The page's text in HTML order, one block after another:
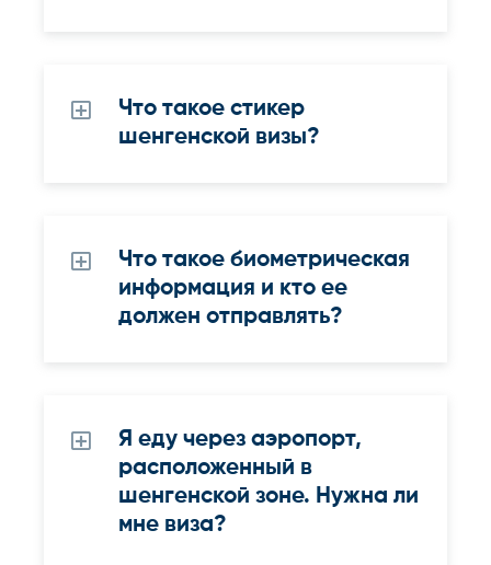
Что такое стикер
шенгенской визы?
Что такое биометрическая
информация и кто ее
должен отправлять?
Я еду через аэропорт,
расположенный в
шенгенской зоне. Нужна ли
мне виза?